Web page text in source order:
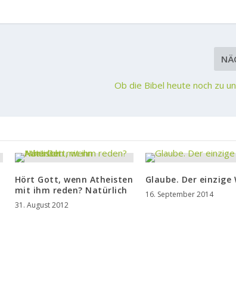
Ob die Bibel heute noch zu
Hört Gott, wenn Atheisten
mit ihm reden? Natürlich
31. August 2012
Glaube. Der einzige
16. September 2014